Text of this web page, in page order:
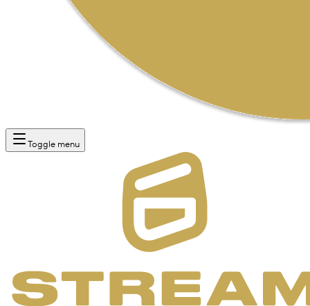
Toggle menu